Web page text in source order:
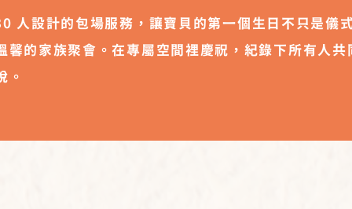
人設計的包場服務，讓寶貝的第一個生日不只是儀
馨的家族聚會。在專屬空間裡慶祝，紀錄下所有人共
。